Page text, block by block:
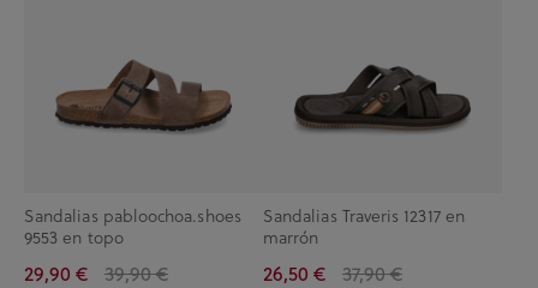
Sandalias pabloochoa.shoes
9553 en topo
29,90 € 39,90 €
Sandalias Traveris 12317 en
marrón
26,50 € 37,90 €